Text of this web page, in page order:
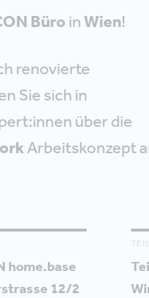
Büro inWien!
renovierte
Sie sich in
über die
Arbeitskonzept
home.base
12/2